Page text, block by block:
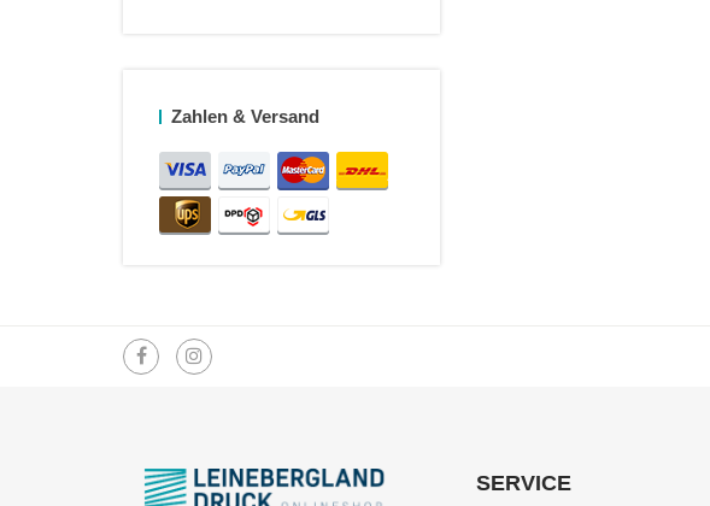
Zahlen & Versand
SERVICE